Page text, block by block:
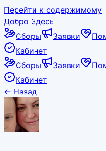
Перейти к содержимому
Добро Здесь
Сборы
Заявки
Кабинет
Сборы
Заявки
Кабинет
← Назад